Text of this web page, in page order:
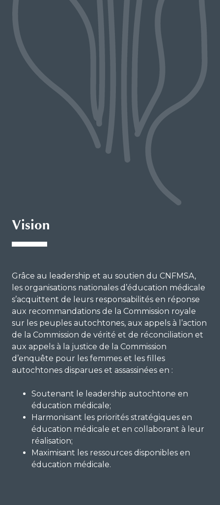
À propos de notre logo
Notre Conseil d’administration
Notre Équipe
Vision
Grâce au leadership et au soutien du CNFMSA,
les organisations nationales d’éducation médicale
s’acquittent de leurs responsabilités en réponse
aux recommandations de la Commission royale
sur les peuples autochtones, aux appels à l’action
de la Commission de vérité et de réconciliation et
aux appels à la justice de la Commission
d’enquête pour les femmes et les filles
autochtones disparues et assassinées en :
Soutenant le leadership autochtone en
éducation médicale;
Harmonisant les priorités stratégiques en
éducation médicale et en collaborant à leur
réalisation;
Maximisant les ressources disponibles en
éducation médicale.